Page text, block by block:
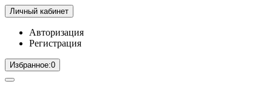
Личный кабинет
Авторизация
Регистрация
Избранное:0